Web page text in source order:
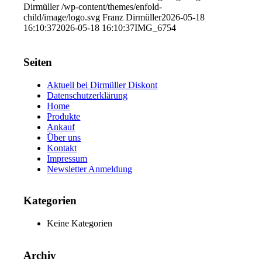
Dirmüller /wp-content/themes/enfold-
child/image/logo.svg Franz Dirmüller2026-05-18
16:10:372026-05-18 16:10:37IMG_6754
Seiten
Aktuell bei Dirmüller Diskont
Datenschutzerklärung
Home
Produkte
Ankauf
Über uns
Kontakt
Impressum
Newsletter Anmeldung
Kategorien
Keine Kategorien
Archiv